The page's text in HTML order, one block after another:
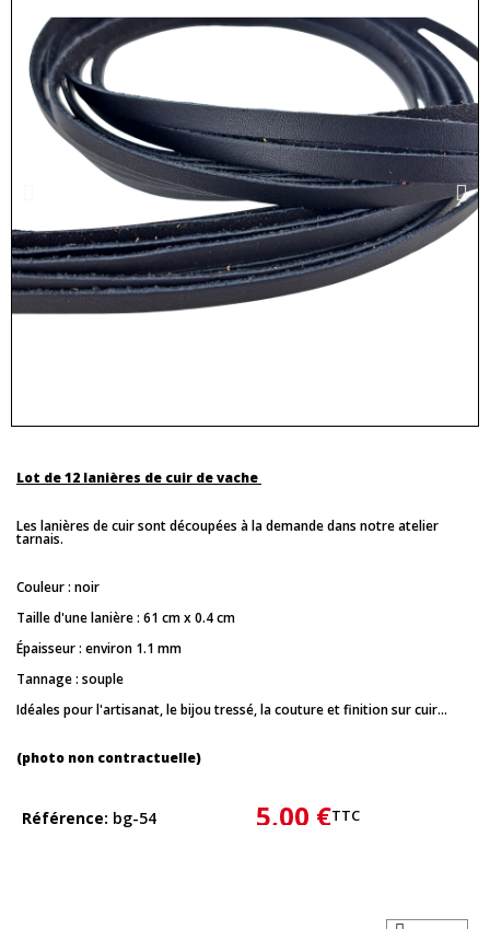
Lot de 12 lanières de cuir de vache
Les lanières de cuir sont découpées à la demande dans notre atelier
tarnais.
Couleur : noir
Taille d'une lanière : 61 cm x 0.4 cm
Épaisseur : environ 1.1 mm
Tannage : souple
Idéales pour l'artisanat, le bijou tressé, la couture et finition sur cuir...
(photo non contractuelle)
Référence bg-54 5,00 €TTC